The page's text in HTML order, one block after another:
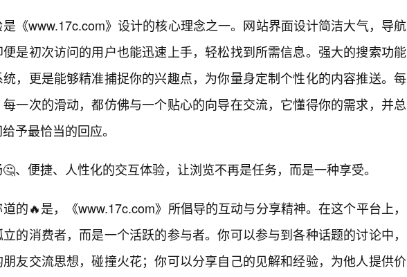
《www.17c.com》设计的核心理念之一。网站界面设计简洁大气，导航
是初次访问的用户也能迅速上手，轻松找到所需信息。强大的搜索功能
，更是能够精准捕捉你的兴趣点，为你量身定制个性化的内容推送。每
一次的滑动，都仿佛与一个贴心的向导在交流，它懂得你的需求，并总
予最恰当的回应。
、便捷、人性化的交互体验，让浏览不再是任务，而是一种享受。
的🔥是，《www.17c.com》所倡导的互动与分享精神。在这个平台上，
的消费者，而是一个活跃的参与者。你可以参与到各种话题的讨论中，
友交流思想，碰撞火花；你可以分享自己的见解和经验，为他人提供价